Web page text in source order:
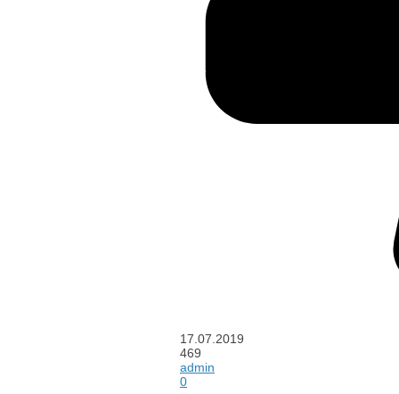
17.07.2019
469
admin
0